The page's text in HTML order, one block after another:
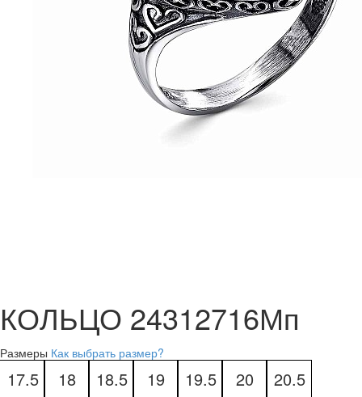
КОЛЬЦО 24312716Мп
Размеры Как выбрать размер?
17.5 18 18.5 19 19.5 20 20.5